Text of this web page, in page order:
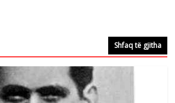
e invalidëve në Fushë Kosovë
Comments Off
Çlirimtari Agron Gërvalla me takime pune
në atdhe të shoqerisë Levizja
Shfaq të gjitha